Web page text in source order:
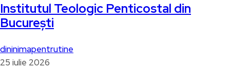
Institutul Teologic Penticostal din
București
dininimapentrutine
25 iulie 2026